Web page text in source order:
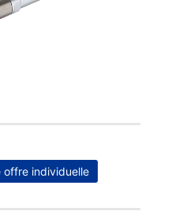
offre individuelle